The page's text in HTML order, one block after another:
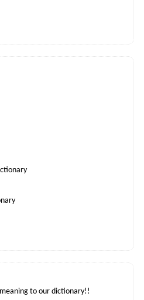
to our dictionary!!